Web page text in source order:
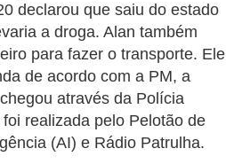
declarou que saiu do estado
a droga. Alan também
para fazer o transporte. Ele
de acordo com a PM, a
através da Polícia
realizada pelo Pelotão de
(AI) e Rádio Patrulha.